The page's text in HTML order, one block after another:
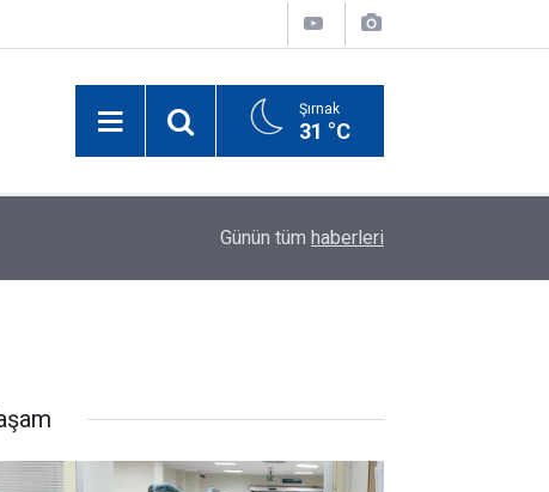
Şırnak
31 °C
Cizre Devlet Hastanesi’nde bir ünite baştan
Günün tüm haberleri